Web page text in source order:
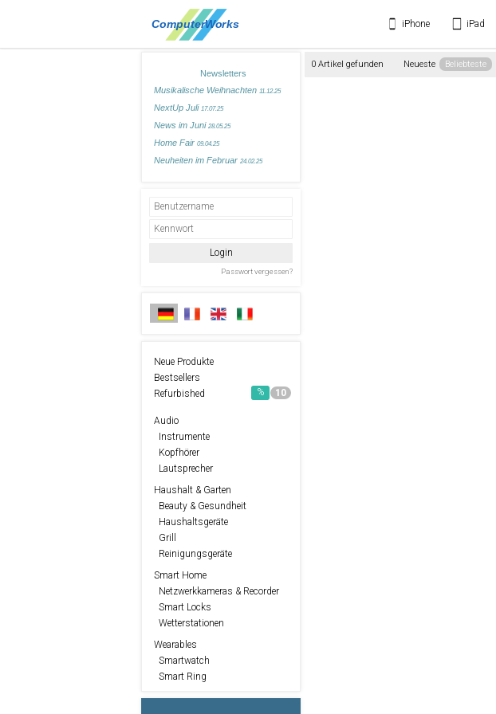
iPhone iPad
Newsletters
Musikalische Weihnachten 11.12.25
NextUp Juli 17.07.25
News im Juni 28.05.25
Home Fair 09.04.25
Neuheiten im Februar 24.02.25
Neue Produkte
Bestsellers
Refurbished
10
%
Audio
Instrumente
Kopfhörer
Lautsprecher
Haushalt & Garten
Beauty & Gesundheit
Haushaltsgeräte
Grill
Reinigungsgeräte
Smart Home
Netzwerkkameras & Recorder
Smart Locks
Wetterstationen
Wearables
Smartwatch
Smart Ring
0 Artikel gefunden Neueste Beliebteste